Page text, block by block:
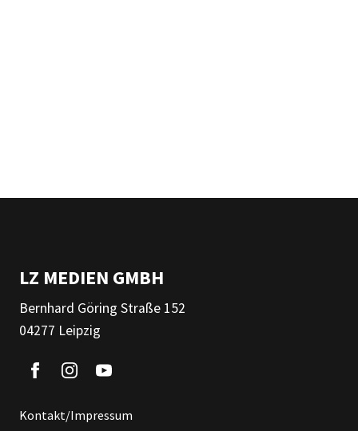
LZ MEDIEN GMBH
Bernhard Göring Straße 152
04277 Leipzig
Kontakt/Impressum